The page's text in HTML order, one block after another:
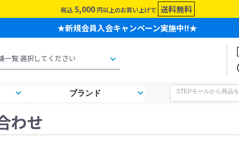
税込 5,000 円以上のお買い上げで 送料無料
★新規会員入会キャンペーン実施中!!★
ブランド
わせ